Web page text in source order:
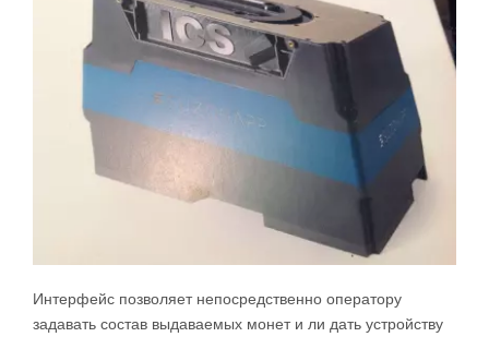
Интерфейс позволяет непосредственно оператору
задавать состав выдаваемых монет и ли дать устройству